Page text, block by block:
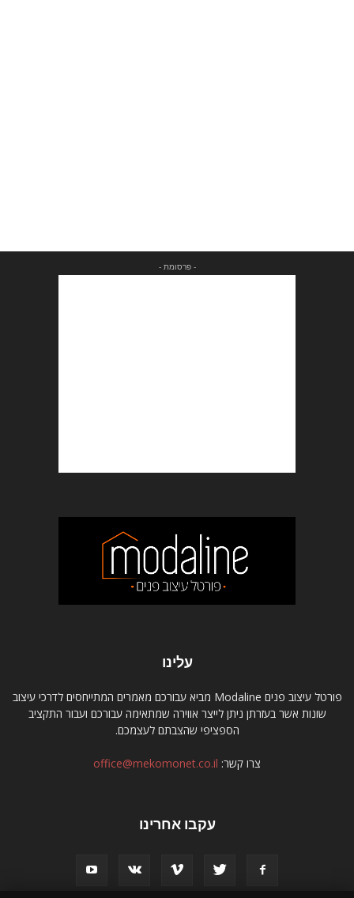
- פרסומת -
עלינו
פורטל עיצוב פנים Modaline מביא עבורכם מאמרים המתייחסים לדרכי עיצוב
שונות אשר בעזרתן ניתן לייצר אווירה שמתאימה עבורכם ועבור התקציב
הספציפי שהצבתם לעצמכם.
צרו קשר: office@mekomonet.co.il
עקבו אחרינו